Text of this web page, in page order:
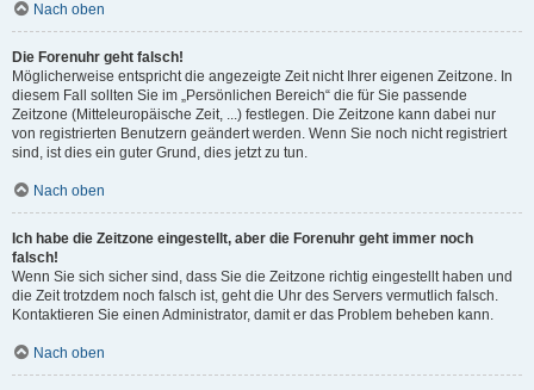
Nach oben
Die Forenuhr geht falsch!
Möglicherweise entspricht die angezeigte Zeit nicht Ihrer eigenen Zeitzone. In
diesem Fall sollten Sie im „Persönlichen Bereich“ die für Sie passende
Zeitzone (Mitteleuropäische Zeit, ...) festlegen. Die Zeitzone kann dabei nur
von registrierten Benutzern geändert werden. Wenn Sie noch nicht registriert
sind, ist dies ein guter Grund, dies jetzt zu tun.
Nach oben
Ich habe die Zeitzone eingestellt, aber die Forenuhr geht immer noch
falsch!
Wenn Sie sich sicher sind, dass Sie die Zeitzone richtig eingestellt haben und
die Zeit trotzdem noch falsch ist, geht die Uhr des Servers vermutlich falsch.
Kontaktieren Sie einen Administrator, damit er das Problem beheben kann.
Nach oben